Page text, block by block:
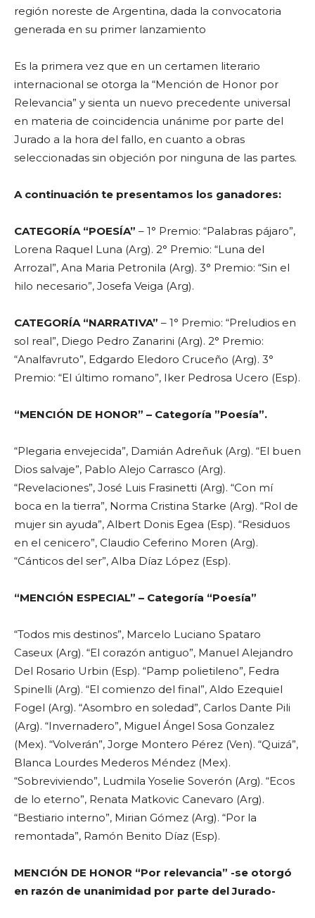
región noreste de Argentina, dada la convocatoria
generada en su primer lanzamiento
Es la primera vez que en un certamen literario
internacional se otorga la “Mención de Honor por
Relevancia” y sienta un nuevo precedente universal
en materia de coincidencia unánime por parte del
Jurado a la hora del fallo, en cuanto a obras
seleccionadas sin objeción por ninguna de las partes.
A continuación te presentamos los ganadores:
CATEGORÍA “POESÍA” – 1° Premio: “Palabras pájaro”,
Lorena Raquel Luna (Arg). 2° Premio: “Luna del
Arrozal”, Ana Maria Petronila (Arg). 3° Premio: “Sin el
hilo necesario”, Josefa Veiga (Arg).
CATEGORÍA “NARRATIVA” – 1° Premio: “Preludios en
sol real”, Diego Pedro Zanarini (Arg). 2° Premio:
“Analfavruto”, Edgardo Eledoro Cruceño (Arg). 3°
Premio: “El último romano”, Iker Pedrosa Ucero (Esp).
“MENCIÓN DE HONOR” – Categoría ”Poesía”.
“Plegaria envejecida”, Damián Adreñuk (Arg). “El buen
Dios salvaje”, Pablo Alejo Carrasco (Arg).
“Revelaciones”, José Luis Frasinetti (Arg). “Con mí
boca en la tierra”, Norma Cristina Starke (Arg). “Rol de
mujer sin ayuda”, Albert Donis Egea (Esp). “Residuos
en el cenicero”, Claudio Ceferino Moren (Arg).
“Cánticos del ser”, Alba Díaz López (Esp).
“MENCIÓN ESPECIAL” – Categoría “Poesía”
“Todos mis destinos”, Marcelo Luciano Spataro
Caseux (Arg). “El corazón antiguo”, Manuel Alejandro
Del Rosario Urbin (Esp). “Pamp polietileno”, Fedra
Spinelli (Arg). “El comienzo del final”, Aldo Ezequiel
Fogel (Arg). “Asombro en soledad”, Carlos Dante Pili
(Arg). “Invernadero”, Miguel Ángel Sosa Gonzalez
(Mex). “Volverán”, Jorge Montero Pérez (Ven). “Quizá”,
Blanca Lourdes Mederos Méndez (Mex).
“Sobreviviendo”, Ludmila Yoselie Soverón (Arg). “Ecos
de lo eterno”, Renata Matkovic Canevaro (Arg).
“Bestiario interno”, Mirian Gómez (Arg). “Por la
remontada”, Ramón Benito Díaz (Esp).
MENCIÓN DE HONOR “Por relevancia” -se otorgó
en razón de unanimidad por parte del Jurado-